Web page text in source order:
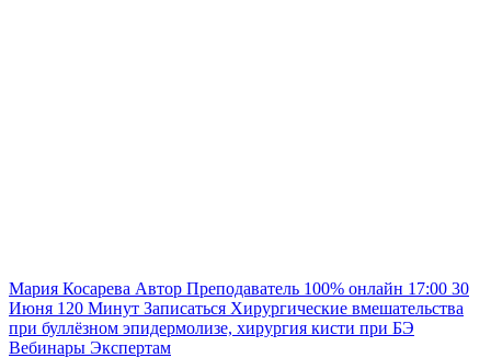
Мария Косарева Автор Преподаватель 100% онлайн 17:00 30
Июня 120 Минут Записаться Хирургические вмешательства
при буллёзном эпидермолизе, хирургия кисти при БЭ
Вебинары Экспертам